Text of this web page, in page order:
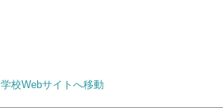
学校Webサイトへ移動